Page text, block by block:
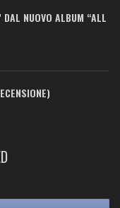
NUOVO ALBUM “ALL